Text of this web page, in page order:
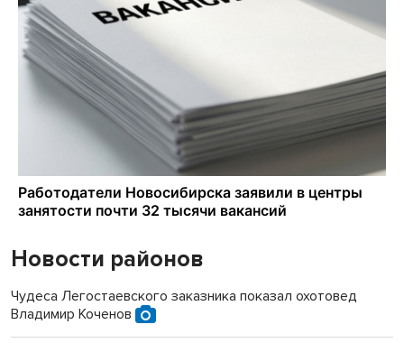
Новости районов
Чудеса Легостаевского заказника показал охотовед
Владимир Коченов